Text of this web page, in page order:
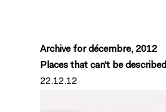
Archive for décembre, 2012
Places that can’t be described
22.12.12